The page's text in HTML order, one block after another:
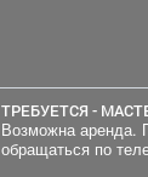
ТРЕБУЕТСЯ -
Возможна аренда.
обращаться по